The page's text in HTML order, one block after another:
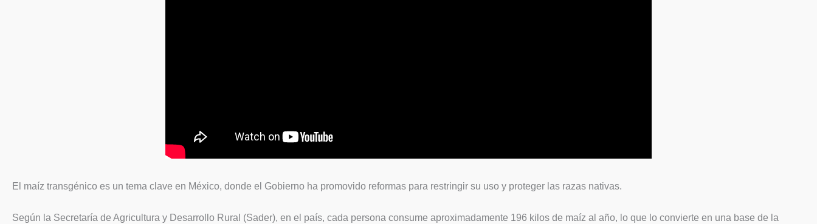
El maíz transgénico es un tema clave en México, donde el Gobierno ha promovido reformas para restringir su uso y proteger las razas nativas.
Según la Secretaría de Agricultura y Desarrollo Rural (Sader), en el país, cada persona consume aproximadamente 196 kilos de maíz al año, lo que lo convierte en una base de la